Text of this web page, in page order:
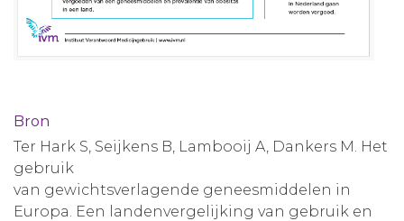
Bron
Ter Hark S, Seijkens B, Lambooij A, Dankers M. Het
gebruik
van gewichtsverlagende geneesmiddelen in
Europa. Een landenvergelijking van gebruik en